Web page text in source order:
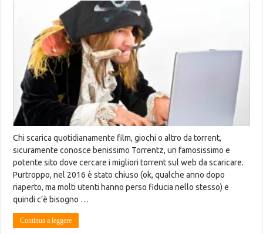
Chi scarica quotidianamente film, giochi o altro da torrent,
sicuramente conosce benissimo Torrentz, un famosissimo e
potente sito dove cercare i migliori torrent sul web da scaricare.
Purtroppo, nel 2016 è stato chiuso (ok, qualche anno dopo
riaperto, ma molti utenti hanno perso fiducia nello stesso) e
quindi c’è bisogno …
Continua a leggere